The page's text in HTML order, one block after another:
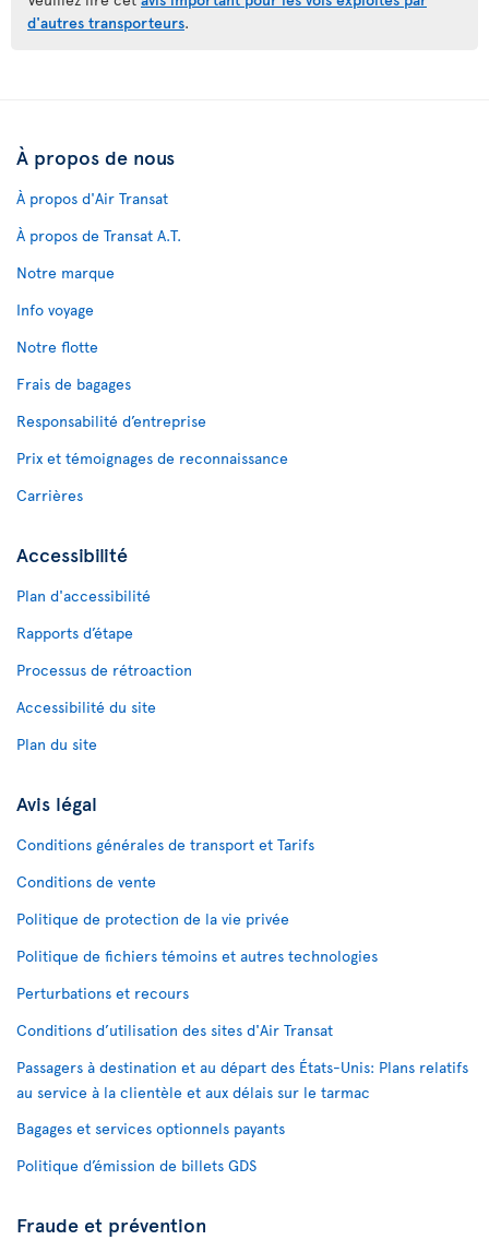
d'autres transporteurs.
À propos de nous
À propos d'Air Transat
À propos de Transat A.T.
Notre marque
Info voyage
Notre flotte
Frais de bagages
Responsabilité d’entreprise
Prix et témoignages de reconnaissance
Carrières
Accessibilité
Plan d'accessibilité
Rapports d’étape
Processus de rétroaction
Accessibilité du site
Plan du site
Avis légal
Conditions générales de transport et Tarifs
Conditions de vente
Politique de protection de la vie privée
Politique de fichiers témoins et autres technologies
Perturbations et recours
Conditions d’utilisation des sites d'Air Transat
Passagers à destination et au départ des États-Unis: Plans relatifs
au service à la clientèle et aux délais sur le tarmac
Bagages et services optionnels payants
Politique d’émission de billets GDS
Fraude et prévention